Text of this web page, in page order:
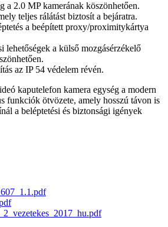
a 2.0 MP kamerának köszönhetően.
teljes rálátást biztosít a bejáratra.
a beépített proxy/proximitykártya
lehetőségek a külső mozgásérzékelő
az IP 54 védelem révén.
kaputelefon kamera egység a modern
funkciók ötvözete, amely hosszú távon is
a beléptetési és biztonsági igények